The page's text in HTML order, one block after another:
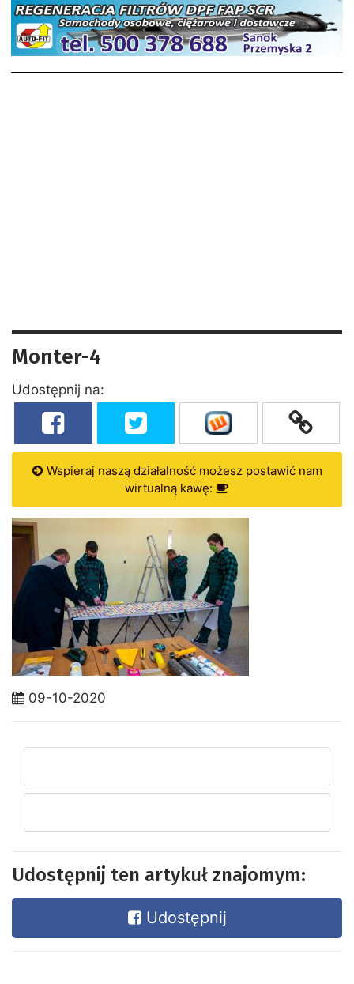
Monter-4
Udostępnij na:
Wspieraj naszą działalność możesz postawić nam
wirtualną kawę:
09-10-2020
Udostępnij ten artykuł znajomym:
Udostępnij